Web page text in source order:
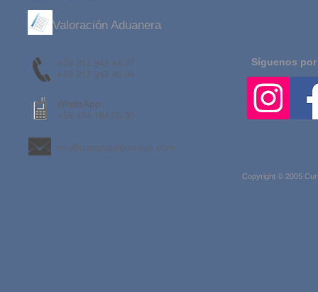
Valoración Aduanera
+58 212 943.44.37
+58 212 943.46.94
WhatsApp:
+58 424 184.05.30
info@cursosgerenciales.com
Síguenos
Copyright © 2005